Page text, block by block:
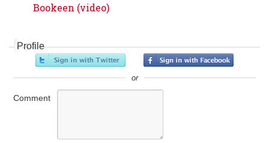
Bookeen (video)
Profile
or
Comment